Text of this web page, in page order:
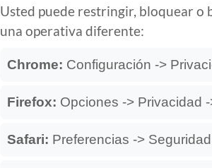
Usted puede restringir, bloquear o
una operativa diferente:
Chrome: Configuración ->
Firefox: Opciones -> Privacidad
Safari: Preferencias ->